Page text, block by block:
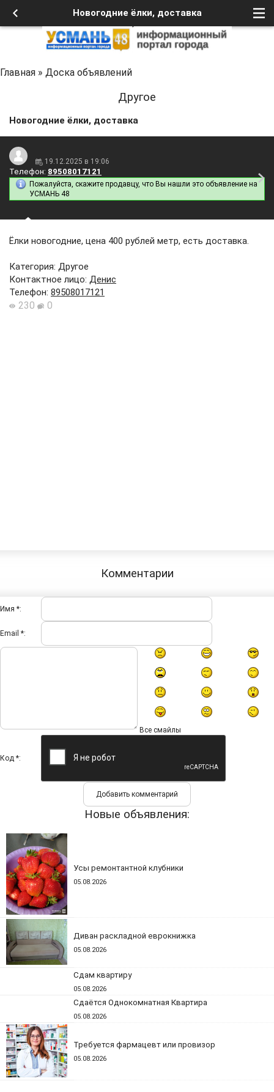
Новогодние ёлки, доставка
Главная » Доска объявлений
Другое
Новогодние ёлки, доставка
19.12.2025 в 19:06
Телефон: 89508017121
Пожалуйста, скажите продавцу, что Вы нашли это объявление на
УСМАНЬ 48
Ёлки новогодние, цена 400 рублей метр, есть доставка.
Категория: Другое
Контактное лицо: Денис
Телефон: 89508017121
230 0
Комментарии
Имя *:
Email *:
Все смайлы
Код *:
Новые объявления:
Усы ремонтантной клубники
05.08.2026
Диван раскладной еврокнижка
05.08.2026
Сдам квартиру
05.08.2026
Сдаётся Однокомнатная Квартира
05.08.2026
Требуется фармацевт или провизор
05.08.2026